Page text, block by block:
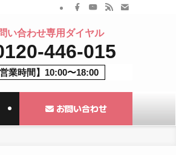
お問い合わせ
い合わせ専用ダイヤル
446-015
営業時間】10:00〜18:00